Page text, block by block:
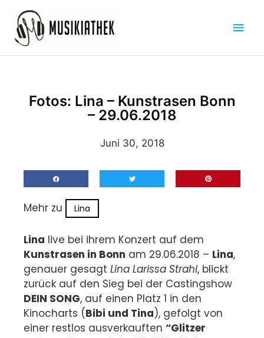
Inhalt
springen
Fotos: Lina – Kunstrasen Bonn
– 29.06.2018
Juni 30, 2018
Mehr zu Lina
Lina live bei ihrem Konzert auf dem
Kunstrasen in Bonn am 29.06.2018 – Lina,
genauer gesagt Lina Larissa Strahl, blickt
zurück auf den Sieg bei der Castingshow
DEIN SONG, auf einen Platz 1 in den
Kinocharts (Bibi und Tina), gefolgt von
einer restlos ausverkauften “Glitzer